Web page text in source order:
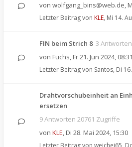
von wolfgang_bins@web.de,
Letzter Beitrag von KLE, Mi 14.
FIN beim Strich 8 3
von Fuchs, Fr 21. Jun 2024, 08:31
Letzter Beitrag von Santos, Di
Drahtvorschubeinheit an
ersetzen
9 Antworten 20761 Zugriffe
von KLE, Di 28. Mai 2024, 15:30
Letzter Beitrag von weichei65,